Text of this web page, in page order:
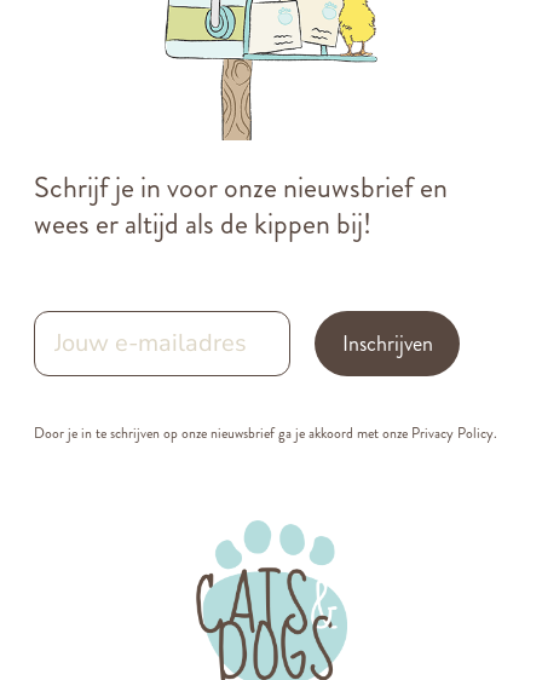
Schrijf je in voor onze nieuwsbrief en
wees er altijd als de kippen bij!
Inschrijven
Door je in te schrijven op onze nieuwsbrief ga je akkoord met onze Privacy Policy.